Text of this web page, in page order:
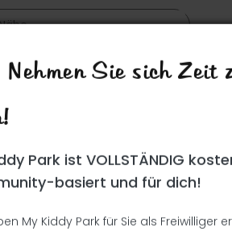
n'a pas encore été visité ! À toi de
Nehmen Sie sich Zeit
Park ist VOLLSTÄNDIG
basiert und für dich!
My Kiddy Park für Sie als Freiwilliger